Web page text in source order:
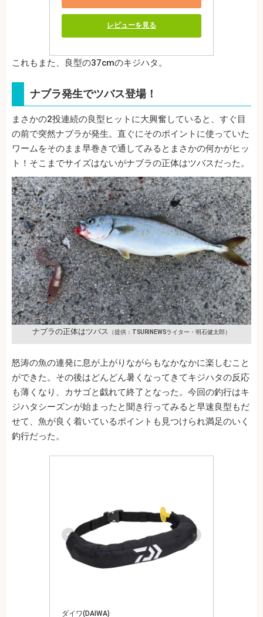
レビューを見る
これもまた、良型の37cmのキジハタ。
ナブラ発生でツバス登場！
まさかの2投連続の良型ヒットに大興奮していると、すぐ目
の前で突然ナブラが発生。直ぐにそのポイントに使っていた
ワームをそのまま早巻きで通してみるとまさかの何かがヒッ
ト！そこまでサイズはないがナブラの正体はツバスだった。
ナブラの正体はツバス （提供：TSURINEWSライター・明石健太郎）
怒涛の魚の連発に息が上がりながらもなかなかに楽しむこと
ができた。その後はどんどん暑くなってきてキジハタの反応
も薄くなり、カサゴと戯れて終了となった。今回の釣行はキ
ジハタシーズンが始まったと聞き行ってみると早速良型もだ
せて、魚が良く着いているポイントも見つけられ満足のいく
釣行だった。
ダイワ(DAIWA)